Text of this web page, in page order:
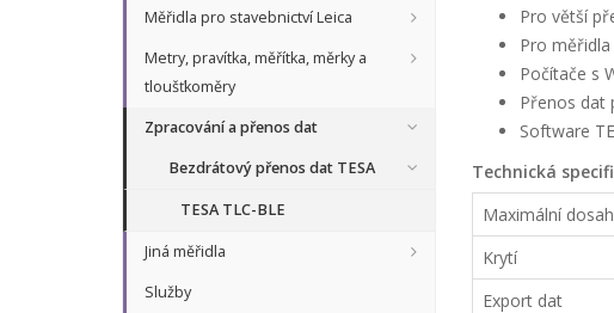
Měřidla pro stavebnictví Leica
Metry, pravítka, měřítka, měrky a
tloušťkoměry
Zpracování a přenos dat
Bezdrátový přenos dat TESA
TESA TLC-BLE
Jiná měřidla
Služby
Pro větší
Pro
Počítače s
Přenos dat
Software
Technická
Maximální dosah
Krytí
Export dat